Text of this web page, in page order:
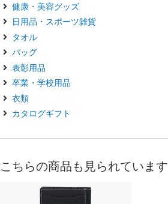
健康・美容グッズ
日用品・スポーツ雑貨
タオル
バッグ
表彰用品
卒業・学校用品
衣類
カタログギフト
こちらの商品も見られています